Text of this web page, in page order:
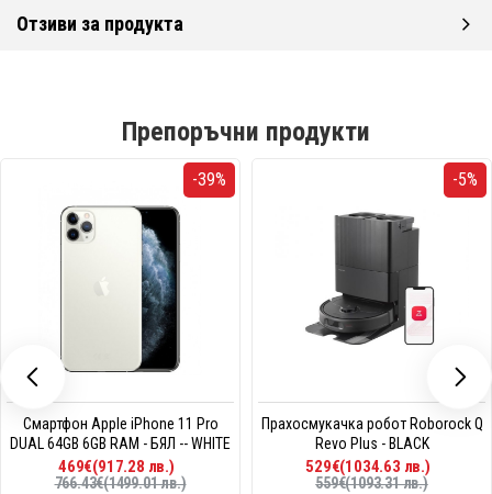
Отзиви за продукта
Препоръчни продукти
-39%
Смартфон Apple iPhone 11 Pro
DUAL 64GB 6GB RAM - БЯЛ -- WHITE
469€(917.28 лв.)
766.43€(1499.01 лв.)
-5%
Прахосмукачка робот Roborock Q
Revo Plus - BLACK
529€(1034.63 лв.)
559€(1093.31 лв.)